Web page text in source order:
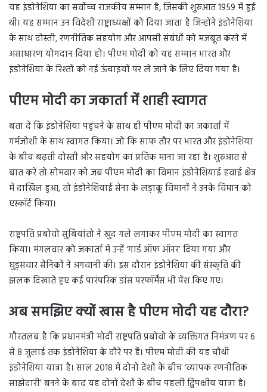
यह इंडोनेशिया का सर्वोच्च राजकीय सम्मान है, जिसकी शुरुआत 1959 में हुई
थी। यह सम्मान उन विदेशी राष्ट्राध्यक्षों को दिया जाता है जिन्होंने इंडोनेशिया
के साथ दोस्ती, रणनीतिक सहयोग और आपसी संबंधों को मजबूत करने में
असाधारण योगदान दिया हो। पीएम मोदी को यह सम्मान भारत और
इंडोनेशिया के रिश्तों को नई ऊंचाइयों पर ले जाने के लिए दिया गया है।
पीएम मोदी का जकार्ता में शाही स्वागत
बता दें कि इंडोनेशिया पहुंचने के साथ ही पीएम मोदी का जकार्ता में
गर्मजोशी के साथ स्वागत किया। जो कि साफ तौर पर भारत और इंडोनेशिया
के बीच बढ़ती दोस्ती और सहयोग का प्रतिक माना जा रहा है। शुरुआत से
बात करें तो सोमवार को जब पीएम मोदी का विमान इंडोनेशियाई हवाई क्षेत्र
में दाखिल हुआ, तो इंडोनेशियाई सेना के लड़ाकू विमानों ने उनके विमान को
एस्कॉर्ट किया।
राष्ट्रपति प्रबोवो सुबियांतो ने खुद गले लगाकर पीएम मोदी का स्वागत
किया। मंगलवार को जकार्ता में उन्हें ‘गार्ड ऑफ ऑनर’ दिया गया और
घुड़सवार सैनिकों ने अगवानी की। इस दौरान इंडोनेशिया की संस्कृति की
झलक दिखाते हुए कई पारंपरिक डांस परफॉर्मेंस भी पेश किए गए।
अब समझिए क्यों खास है पीएम मोदी यह दौरा?
गौरतलब है कि प्रधानमंत्री मोदी राष्ट्रपति प्रबोवो के व्यक्तिगत निमंत्रण पर 6
से 8 जुलाई तक इंडोनेशिया के दौरे पर हैं। पीएम मोदी की यह चौथी
इंडोनेशिया यात्रा है। साल 2018 में दोनों देशों के बीच ‘व्यापक रणनीतिक
साझेदारी’ बनने के बाद यह दोनों देशों के बीच पहली द्विपक्षीय यात्रा है।